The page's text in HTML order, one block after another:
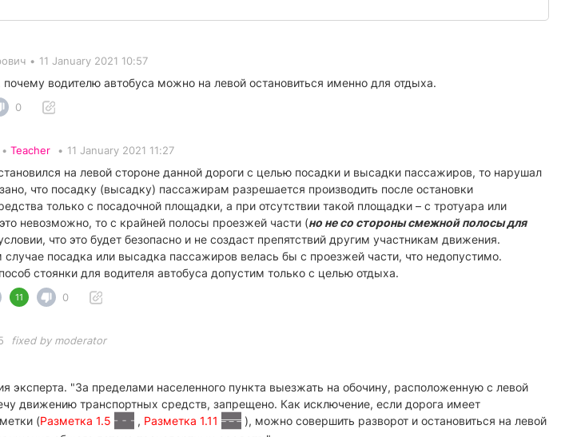
• 11 January 2021 10:57
водителю автобуса можно на левой остановиться именно для отдыха.
0
Teacher • 11 January 2021 11:27
на левой стороне данной дороги с целью посадки и высадки пассажиров, то нарушал
что посадку (высадку) пассажирам разрешается производить после остановки
только с посадочной площадки, а при отсутствии такой площадки – с тротуара или
невозможно, то с крайней полосы проезжей части (но не со стороны смежной полосы для
что это будет безопасно и не создаст препятствий другим участникам движения.
случае посадка или высадка пассажиров велась бы с проезжей части, что недопустимо.
стоянки для водителя автобуса допустим только с целью отдыха.
11 0
fixed by moderator
эксперта. "За пределами населенного пункта выезжать на обочину, расположенную с левой
движению транспортных средств, запрещено. Как исключение, если дорога имеет
(Разметка 1.5 , Разметка 1.11
), можно совершить разворот и остановиться на левой